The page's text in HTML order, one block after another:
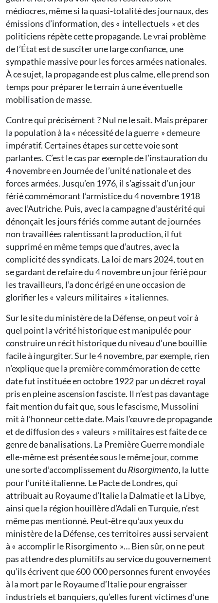
médiocres, même si la quasi-totalité des journaux, des
émissions d’information, des « intellectuels » et des
politiciens répète cette propagande. Le vrai problème
de l’État est de susciter une large confiance, une
sympathie massive pour les forces armées nationales.
À ce sujet, la propagande est plus calme, elle prend son
temps pour préparer le terrain à une éventuelle
mobilisation de masse.
Contre qui précisément ? Nul ne le sait. Mais préparer
la population à la « nécessité de la guerre » demeure
impératif. Certaines étapes sur cette voie sont
parlantes. C’est le cas par exemple de l’instauration du
4 novembre en Journée de l’unité nationale et des
forces armées. Jusqu’en 1976, il s’agissait d’un jour
férié commémorant l’armistice du 4 novembre 1918
avec l’Autriche. Puis, avec la campagne d’austérité qui
dénonçait les jours fériés comme autant de journées
non travaillées ralentissant la production, il fut
supprimé en même temps que d’autres, avec la
complicité des syndicats. La loi de mars 2024, tout en
se gardant de refaire du 4 novembre un jour férié pour
les travailleurs, l’a donc érigé en une occasion de
glorifier les « valeurs militaires » italiennes.
Sur le site du ministère de la Défense, on peut voir à
quel point la vérité historique est manipulée pour
construire un récit historique du niveau d’une bouillie
facile à ingurgiter. Sur le 4 novembre, par exemple, rien
n’explique que la première commémoration de cette
date fut instituée en octobre 1922 par un décret royal
pris en pleine ascension fasciste. Il n’est pas davantage
fait mention du fait que, sous le fascisme, Mussolini
mit à l’honneur cette date. Mais l’œuvre de propagande
et de diffusion des « valeurs » militaires est faite de ce
genre de banalisations. La Première Guerre mondiale
elle-même est présentée sous le même jour, comme
une sorte d’accomplissement duRisorgimento, la lutte
pour l’unité italienne. Le Pacte de Londres, qui
attribuait au Royaume d’Italie la Dalmatie et la Libye,
ainsi que la région houillère d’Adali en Turquie, n’est
même pas mentionné. Peut-être qu’aux yeux du
ministère de la Défense, ces territoires aussi servaient
à « accomplir le Risorgimento »… Bien sûr, on ne peut
pas attendre des plumitifs au service du gouvernement
qu’ils écrivent que 600 000 personnes furent envoyées
à la mort par le Royaume d’Italie pour engraisser
industriels et banquiers, qu’elles furent victimes d’une